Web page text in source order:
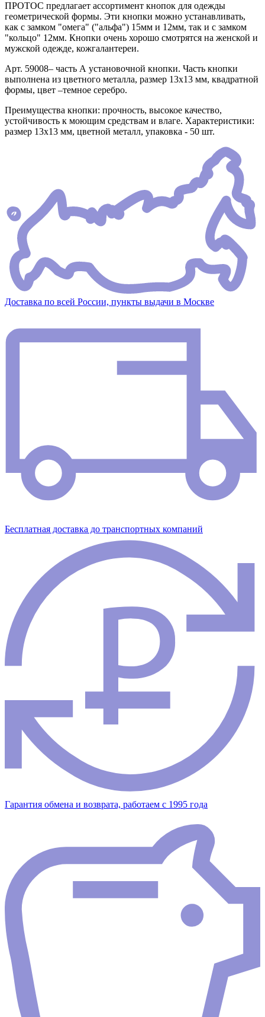
ПРОТОС предлагает ассортимент кнопок для одежды
геометрической формы. Эти кнопки можно устанавливать,
как с замком "омега" ("альфа") 15мм и 12мм, так и с замком
"кольцо" 12мм. Кнопки очень хорошо смотрятся на женской и
мужской одежде, кожгалантереи.
Арт. 59008– часть А установочной кнопки. Часть кнопки
выполнена из цветного металла, размер 13х13 мм, квадратной
формы, цвет –темное серебро.
Преимущества кнопки: прочность, высокое качество,
устойчивость к моющим средствам и влаге. Характеристики:
размер 13х13 мм, цветной металл, упаковка - 50 шт.
Доставка по всей России, пункты выдачи в Москве
Бесплатная доставка до транспортных компаний
Гарантия обмена и возврата, работаем с 1995 года